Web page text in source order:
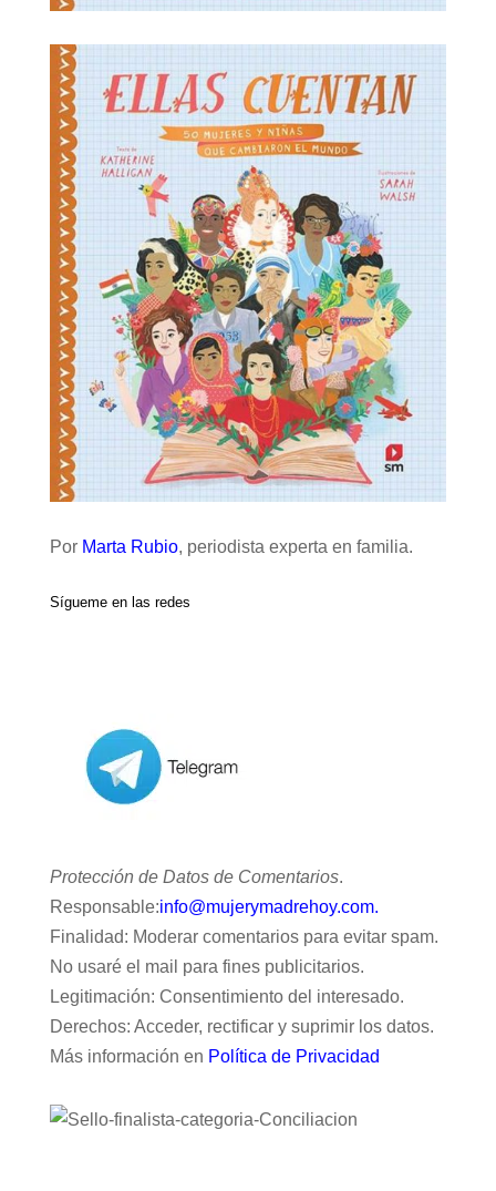
Por Marta Rubio, periodista experta en familia.
Sígueme en las redes
Protección de Datos de Comentarios.
Responsable:info@mujerymadrehoy.com.
Finalidad: Moderar comentarios para evitar spam.
No usaré el mail para fines publicitarios.
Legitimación: Consentimiento del interesado.
Derechos: Acceder, rectificar y suprimir los datos.
Más información en Política de Privacidad